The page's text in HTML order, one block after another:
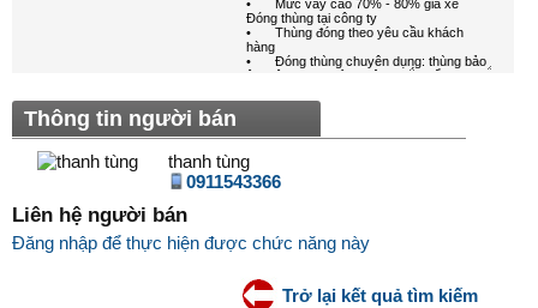
Thông tin người bán
thanh tùng
0911543366
Liên hệ người bán
Đăng nhập để thực hiện được chức năng này
Trở lại kết quả tìm kiếm